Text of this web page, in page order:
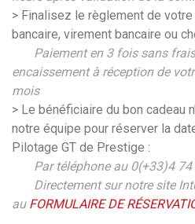
> Finalisez le règlement de
bancaire, virement bancaire ou
Paiement en 3 fois sans
encaissement à réception de
mois
> Le bénéficiaire du bon cadeau
notre équipe pour réserver la
Pilotage GT de Prestige :
Par téléphone au 0(+33)4
Directement sur notre site
au FORMULAIRE DE